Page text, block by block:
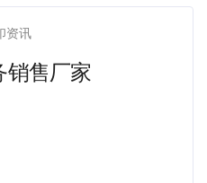
资讯
销售厂家